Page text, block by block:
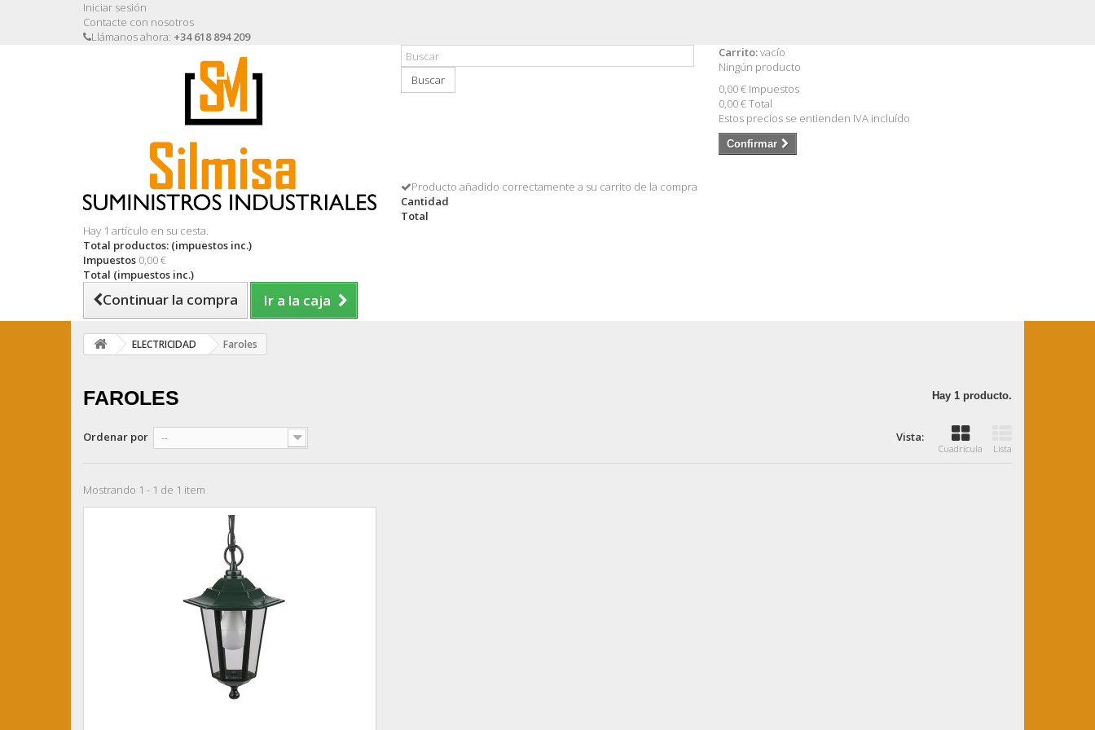
Iniciar sesión
Contacte con nosotros
Llámanos ahora: +34 618 894 209
Buscar
Carrito:vacío
Ningún producto
0,00 € Impuestos
0,00 €Total
Estos precios se entienden IVA incluído
Confirmar
Producto añadido correctamente a su carrito de la compra
Cantidad
Total
Hay 1 artículo en su cesta.
Total productos: (impuestos inc.)
Impuestos 0,00 €
Total (impuestos inc.)
Continuar la compra Ir a la caja
ELECTRICIDAD Faroles
FAROLES Hay 1 producto.
Vista:
Cuadrícula Lista
Ordenar por --
Mostrando 1 - 1 de 1 item